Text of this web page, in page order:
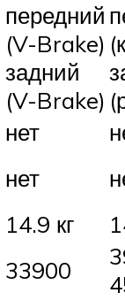
передний
(V-Brake)
задний
(V-Brake)
нет
нет
14.9 кг
33900